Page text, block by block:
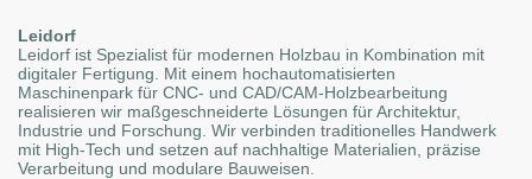
Leidorf
Leidorf ist Spezialist für modernen Holzbau in Kombination mit
digitaler Fertigung. Mit einem hochautomatisierten
Maschinenpark für CNC- und CAD/CAM-Holzbearbeitung
realisieren wir maßgeschneiderte Lösungen für Architektur,
Industrie und Forschung. Wir verbinden traditionelles Handwerk
mit High-Tech und setzen auf nachhaltige Materialien, präzise
Verarbeitung und modulare Bauweisen.